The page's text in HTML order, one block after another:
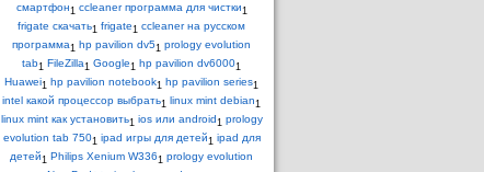
смартфон1 ccleaner программа для чистки1
frigate скачать1 frigate1 ccleaner на русском
программа1 hp pavilion dv51 prology evolution
tab1 FileZilla1 Google1 hp pavilion dv60001
Huawei1 hp pavilion notebook1 hp pavilion series1
intel какой процессор выбрать1 linux mint debian1
linux mint как установить1 ios или android1 prology
evolution tab 7501 ipad игры для детей1 ipad для
детей1 Philips Xenium W3361 prology evolution